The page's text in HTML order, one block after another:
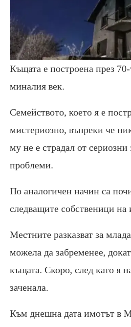
Къщата е построена през
миналия век.
Семейството, което я е
мистериозно, въпреки че
му не е страдал от сериозни
проблеми.
По аналогичен начин са
следващите собственици на
Местните разказват за
можела да забременее,
къщата. Скоро, след като я
заченала.
Към днешна дата имотът в